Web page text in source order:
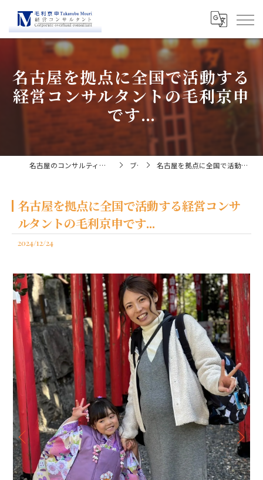
名古屋を拠点に全国で活動する
経営コンサルタントの毛利京申
です...
名古屋のコンサルティングなら経営コンサルタント毛利京申 ブログ 名古屋を拠点に全国で活動する経営コンサルタントの毛利京申です...
名古屋を拠点に全国で活動する経営コンサ
ルタントの毛利京申です...
2024/12/24